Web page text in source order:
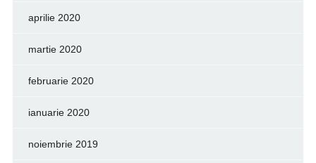
aprilie 2020
martie 2020
februarie 2020
ianuarie 2020
noiembrie 2019